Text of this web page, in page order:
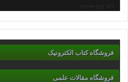
نانو پروسسور
فروشگاه کتاب الکترونیک
فروشگاه مقالات علمی